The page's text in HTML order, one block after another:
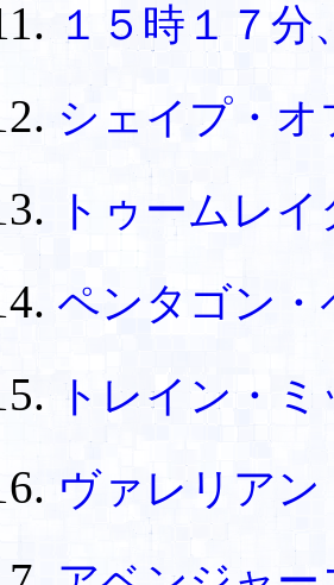
１５時１７分
シェイプ・
トゥームレ
ペンタゴン・
トレイン・
ヴァレリア